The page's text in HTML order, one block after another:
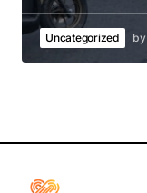
Uncategorized by